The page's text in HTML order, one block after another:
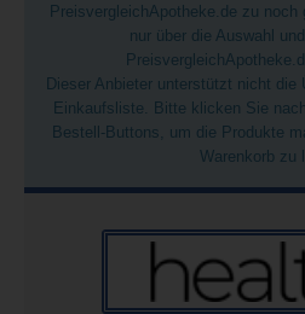
PreisvergleichApotheke.de zu
nur über die Auswahl
Dieser Anbieter unterstützt nicht die
Einkaufsliste. Bitte klicken Sie
Bestell-Buttons, um die Produkte
Warenkorb zu